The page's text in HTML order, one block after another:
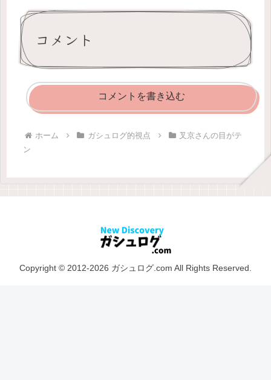
コメント
コメントを書き込む
ホーム ガシュログ的視点
叉京さんの目がテ
ン
Copyright © 2012-2026 ガシュログ.com All Rights Reserved.